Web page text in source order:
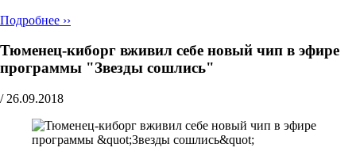
Подробнее ››
Тюменец-киборг вживил себе новый чип в эфире
программы "Звезды сошлись"
/ 26.09.2018